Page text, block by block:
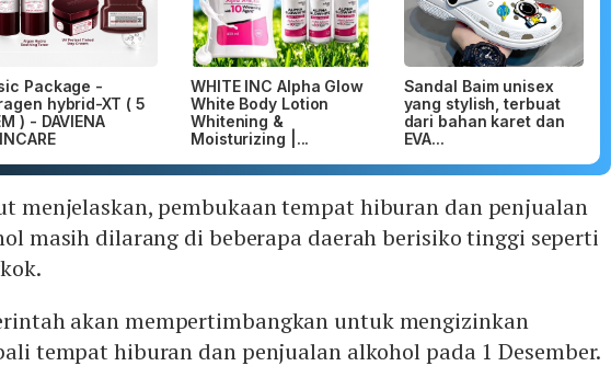
Package -
hybrid-XT ( 5
) - DAVIENA
WHITE INC Alpha Glow
White Body Lotion
Whitening &
Moisturizing |...
Sandal Baim unisex
yang stylish, terbuat
dari bahan karet dan
EVA...
menjelaskan, pembukaan tempat hiburan dan penjualan
masih dilarang di beberapa daerah berisiko tinggi seperti
akan mempertimbangkan untuk mengizinkan
tempat hiburan dan penjualan alkohol pada 1 Desember.